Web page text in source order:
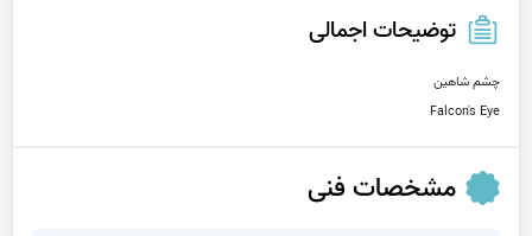
توضیحات اجمالی
Falcon's Eye
مشخصات فنی